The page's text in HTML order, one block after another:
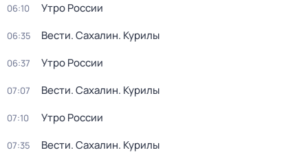
06:10 Утро России
06:35 Вести. Сахалин. Курилы
06:37 Утро России
07:07 Вести. Сахалин. Курилы
07:10 Утро России
07:35 Вести. Сахалин. Курилы